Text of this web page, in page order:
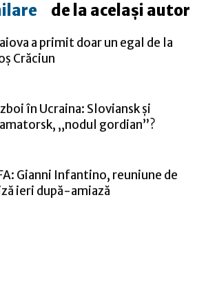
de la același autor
a primit doar un egal de la
Crăciun
în Ucraina: Sloviansk şi
„nodul gordian”?
Gianni Infantino, reuniune de
ieri după-amiază